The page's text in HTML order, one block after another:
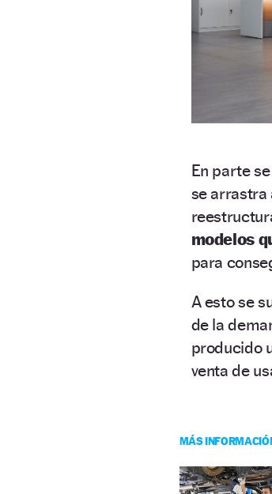
En parte
se arrastra
modelos
para
A esto se
de la
producido
venta de
MÁS